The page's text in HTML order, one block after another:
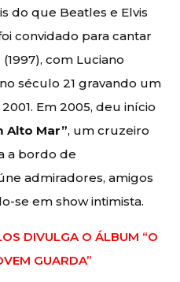
do que Beatles e Elvis
convidado para cantar
com Luciano
século 21 gravando um
2001. Em 2005, deu início
Alto Mar”, um cruzeiro
a bordo de
admiradores, amigos
se em show intimista.
DIVULGA O ÁLBUM “O
GUARDA”